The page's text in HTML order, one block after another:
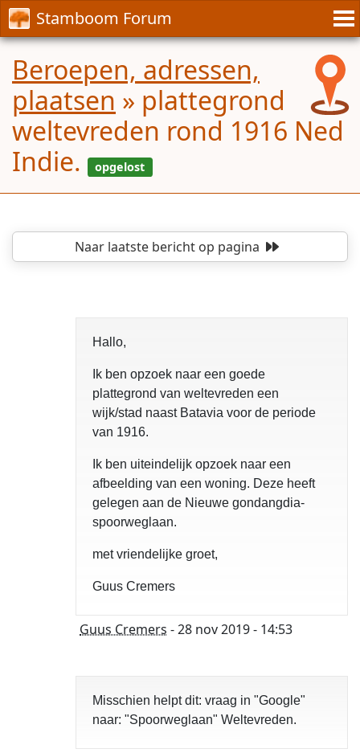
Stamboom Forum
Beroepen, adressen,
plaatsen » plattegrond
weltevreden rond 1916 Ned
Indie.
Naar laatste berichtop pagina
Hallo,
Ik ben opzoek naar een goede
plattegrond van weltevreden een
wijk/stad naast Batavia voor de periode
van 1916.
Ik ben uiteindelijk opzoek naar een
afbeelding van een woning. Deze heeft
gelegen aan de Nieuwe gondangdia-
spoorweglaan.
met vriendelijke groet,
Guus Cremers
Guus Cremers - 28 nov 2019 - 14:53
Misschien helpt dit: vraag in "Google"
naar: "Spoorweglaan" Weltevreden.